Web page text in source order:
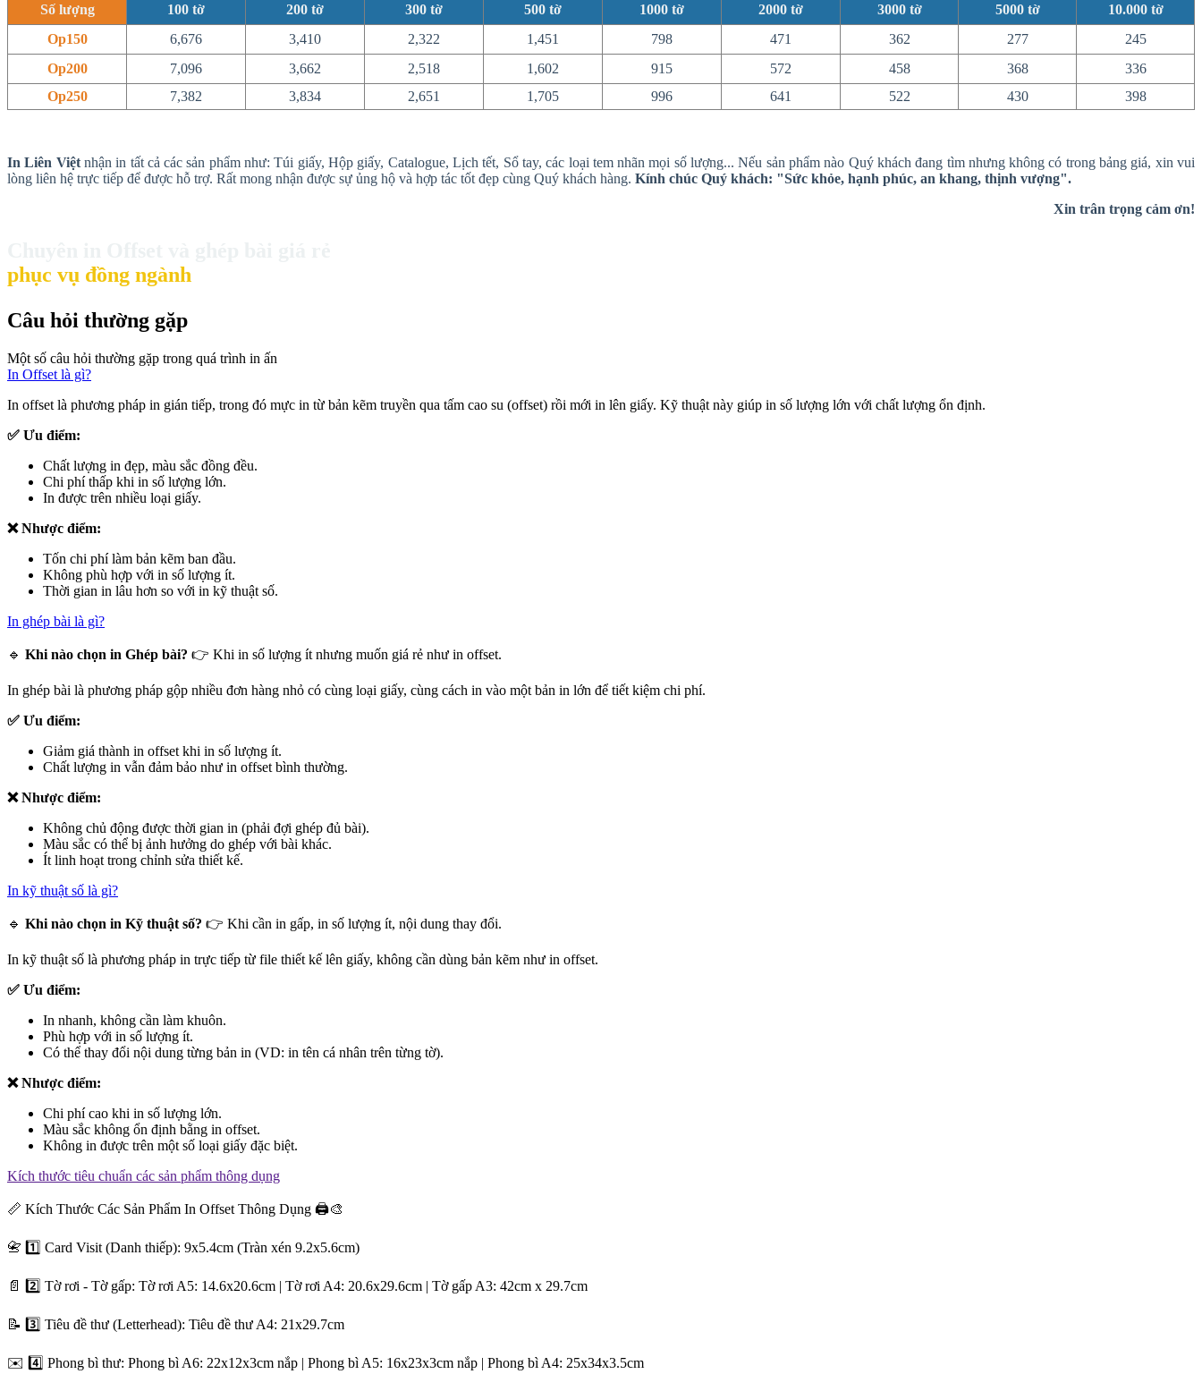
Số lượng 100 tờ 200 tờ 300 tờ 500 tờ 1000 tờ 2000 tờ 3000 tờ 5000 tờ 10.000 tờ
Op150
6,676 3,410 2,322 1,451 798 471 362 277
245
Op200
7,096 3,662 2,518 1,602 915 572 458 368
336
Op250
7,382 3,834 2,651 1,705 996 641 522 430 398
In Liên Việtnhận in tất cả các sản phẩm như: Túi giấy, Hộp giấy, Catalogue, Lịch tết, Sổ tay, các loại tem nhãn mọi số lượng... Nếu sản phẩm nào Quý khách đang tìm nhưng không có trong bảng giá, xin vui
lòng liên hệ trực tiếp để được hỗ trợ. Rất mong nhận được sự ủng hộ và hợp tác tốt đẹp cùng Quý khách hàng. Kính chúc Quý khách: "Sức khỏe, hạnh phúc, an khang, thịnh vượng".
Xin trân trọng cảm ơn!
phục vụ đồng ngành
Câu hỏi thường gặp
Một số câu hỏi thường gặp trong quá trình in ấn
In Offset là gì?
In offset là phương pháp in gián tiếp, trong đó mực in từ bản kẽm truyền qua tấm cao su (offset) rồi mới in lên giấy. Kỹ thuật này giúp in số lượng lớn với chất lượng ổn định.
✅ Ưu điểm:
Chất lượng in đẹp, màu sắc đồng đều.
Chi phí thấp khi in số lượng lớn.
In được trên nhiều loại giấy.
❌ Nhược điểm:
Tốn chi phí làm bản kẽm ban đầu.
Không phù hợp với in số lượng ít.
Thời gian in lâu hơn so với in kỹ thuật số.
In ghép bài là gì?
🔹 Khi nào chọn in Ghép bài? 👉 Khi in số lượng ít nhưng muốn giá rẻ như in offset.
In ghép bài là phương pháp gộp nhiều đơn hàng nhỏ có cùng loại giấy, cùng cách in vào một bản in lớn để tiết kiệm chi phí.
✅ Ưu điểm:
Giảm giá thành in offset khi in số lượng ít.
Chất lượng in vẫn đảm bảo như in offset bình thường.
❌ Nhược điểm:
Không chủ động được thời gian in (phải đợi ghép đủ bài).
Màu sắc có thể bị ảnh hưởng do ghép với bài khác.
Ít linh hoạt trong chỉnh sửa thiết kế.
In kỹ thuật số là gì?
🔹 Khi nào chọn in Kỹ thuật số? 👉 Khi cần in gấp, in số lượng ít, nội dung thay đổi.
In kỹ thuật số là phương pháp in trực tiếp từ file thiết kế lên giấy, không cần dùng bản kẽm như in offset.
✅ Ưu điểm:
In nhanh, không cần làm khuôn.
Phù hợp với in số lượng ít.
Có thể thay đổi nội dung từng bản in (VD: in tên cá nhân trên từng tờ).
❌ Nhược điểm:
Chi phí cao khi in số lượng lớn.
Màu sắc không ổn định bằng in offset.
Không in được trên một số loại giấy đặc biệt.
Kích thước tiêu chuẩn các sản phẩm thông dụng
📏 Kích Thước Các Sản Phẩm In Offset Thông Dụng 🖨️🎨
📇 1️⃣ Card Visit (Danh thiếp): 9x5.4cm (Tràn xén 9.2x5.6cm)
📄 2️⃣ Tờ rơi - Tờ gấp: Tờ rơi A5: 14.6x20.6cm | Tờ rơi A4: 20.6x29.6cm | Tờ gấp A3: 42cm x 29.7cm
📝 3️⃣ Tiêu đề thư (Letterhead): Tiêu đề thư A4: 21x29.7cm
✉️ 4️⃣ Phong bì thư: Phong bì A6: 22x12x3cm nắp | Phong bì A5: 16x23x3cm nắp | Phong bì A4: 25x34x3.5cm